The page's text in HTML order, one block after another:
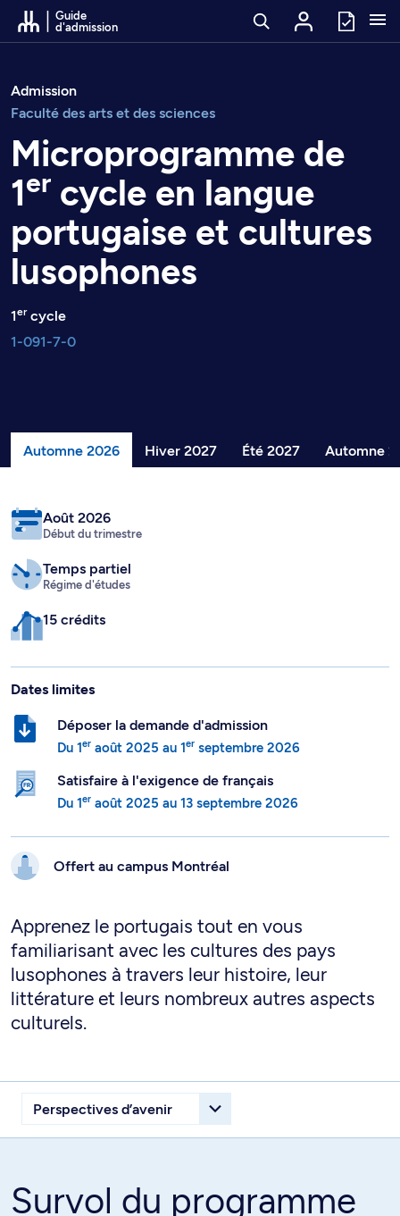
Passer au contenu
Guide
d'admission
Admission
Faculté des arts et des sciences
Microprogramme de
1er cycle en langue
portugaise et cultures
lusophones
1ercycle
1-091-7-0
Automne 2026 Hiver 2027 Été 2027 Automne
Août 2026
Début du trimestre
Temps partiel
Régime d'études
15 crédits
Dates limites
Déposer la demande d'admission
Du 1er août 2025 au 1er septembre 2026
Satisfaire à l'exigence de français
Du 1er août 2025 au 13 septembre 2026
Offert au campus Montréal
Apprenez le portugais tout en vous
familiarisant avec les cultures des pays
lusophones à travers leur histoire, leur
littérature et leurs nombreux autres aspects
culturels.
Survol du programme